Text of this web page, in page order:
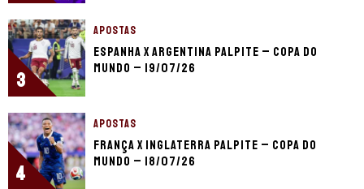
3
APOSTAS
Espanha x Argentina palpite – Copa do
Mundo – 19/07/26
4
APOSTAS
França x Inglaterra palpite – Copa do
Mundo – 18/07/26